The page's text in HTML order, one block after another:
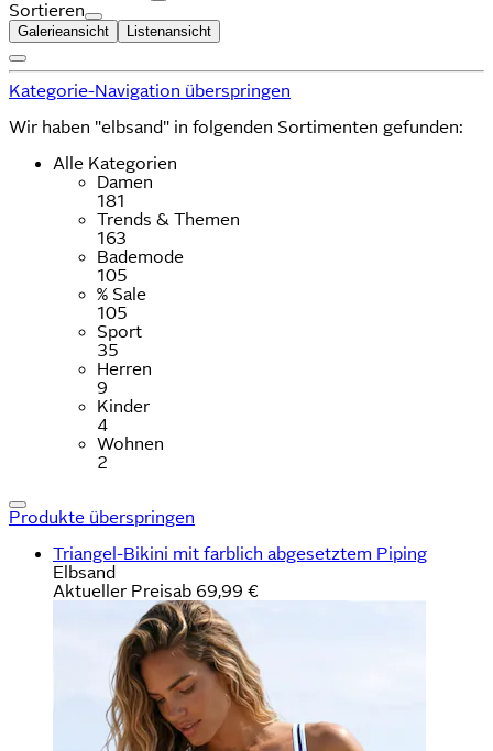
Sortieren
Galerieansicht Listenansicht
Kategorie-Navigation überspringen
Wir haben "elbsand" in folgenden Sortimenten gefunden:
Alle Kategorien
Damen
181
Trends & Themen
163
Bademode
105
% Sale
105
Sport
35
Herren
9
Kinder
4
Wohnen
2
Produkte überspringen
Triangel-Bikini mit farblich abgesetztem Piping
Elbsand
Aktueller Preisab 69,99 €